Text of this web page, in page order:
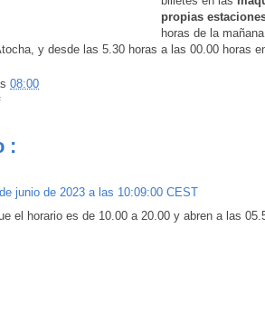
propias
horas de la
y desde las 5.30 horas a las 00.00 horas
08:00
:
junio de 2023 a las 10:09:00 CEST
el horario es de 10.00 a 20.00 y abren a las